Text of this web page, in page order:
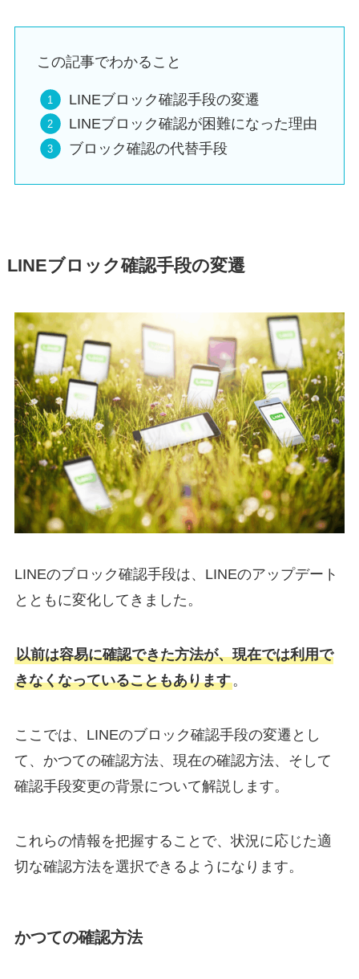
この記事でわかること
LINEブロック確認手段の変遷
LINEブロック確認が困難になった理由
ブロック確認の代替手段
LINEブロック確認手段の変遷
LINEのブロック確認手段は、LINEのアップデート
とともに変化してきました。
以前は容易に確認できた方法が、現在では利用で
きなくなっていることもあります。
ここでは、LINEのブロック確認手段の変遷とし
て、かつての確認方法、現在の確認方法、そして
確認手段変更の背景について解説します。
これらの情報を把握することで、状況に応じた適
切な確認方法を選択できるようになります。
かつての確認方法